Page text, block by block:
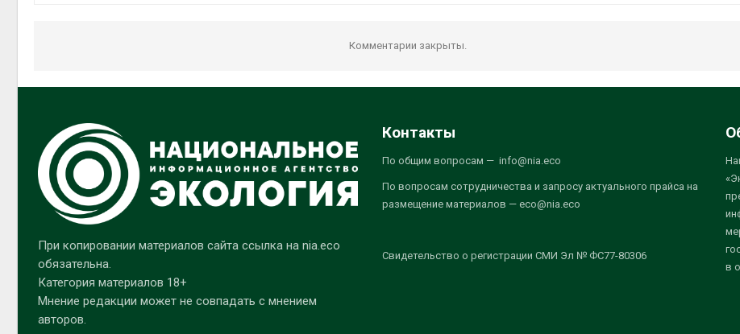
Комментарии закрыты.
При копировании материалов сайта ссылка на nia.eco
обязательна.
Категория материалов 18+
Мнение редакции может не совпадать с мнением
авторов.
Контакты
По общим вопросам — info@nia.eco
По вопросам сотрудничества и запросу актуального прайса на
размещение материалов — eco@nia.eco
Свидетельство о регистрации СМИ Эл № ФС77-80306
в